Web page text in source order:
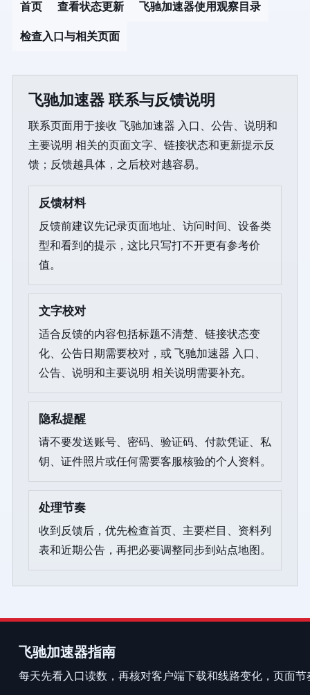
首页 查看状态更新 飞驰加速器使用观察目录
检查入口与相关页面
飞驰加速器 联系与反馈说明
联系页面用于接收 飞驰加速器 入口、公告、说明和
主要说明 相关的页面文字、链接状态和更新提示反
馈；反馈越具体，之后校对越容易。
反馈材料
反馈前建议先记录页面地址、访问时间、设备类
型和看到的提示，这比只写打不开更有参考价
值。
文字校对
适合反馈的内容包括标题不清楚、链接状态变
化、公告日期需要校对，或 飞驰加速器 入口、
公告、说明和主要说明 相关说明需要补充。
隐私提醒
请不要发送账号、密码、验证码、付款凭证、私
钥、证件照片或任何需要客服核验的个人资料。
处理节奏
收到反馈后，优先检查首页、主要栏目、资料列
表和近期公告，再把必要调整同步到站点地图。
飞驰加速器指南
每天先看入口读数，再核对客户端下载和线路变化，页面